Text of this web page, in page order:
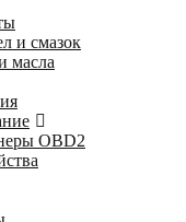
и смазок
масла
OBD2